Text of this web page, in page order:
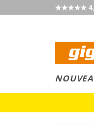
★★★★★